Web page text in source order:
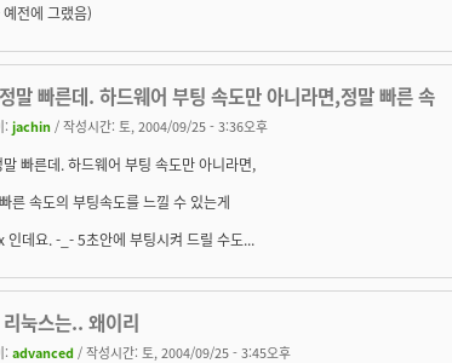
예전에 그랬음)
말 빠른데. 하드웨어 부팅 속도만 아니라면,정말 빠른 속
: jachin / 작성시간: 토, 2004/09/25 - 3:36오후
빠른데. 하드웨어 부팅 속도만 아니라면,
른 속도의 부팅속도를 느낄 수 있는게
인데요. -_- 5초안에 부팅시켜 드릴 수도...
눅스는.. 왜이리
: advanced / 작성시간: 토, 2004/09/25 - 3:45오후